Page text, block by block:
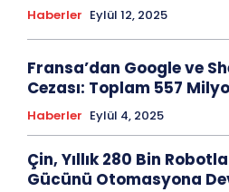
Haberler Eylül 12, 2025
Fransa’dan Google ve
Cezası: Toplam 557
Haberler Eylül 4, 2025
Çin, Yıllık 280 Bin
Gücünü Otomasyona